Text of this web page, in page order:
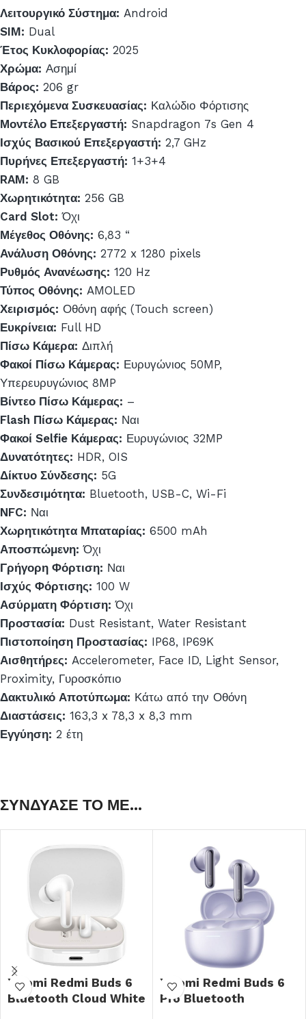
Λειτουργικό Σύστημα: Android
SIM: Dual
Έτος Κυκλοφορίας: 2025
Χρώμα: Ασημί
Βάρος: 206 gr
Περιεχόμενα Συσκευασίας: Καλώδιο Φόρτισης
Μοντέλο Επεξεργαστή: Snapdragon 7s Gen 4
Ισχύς Βασικού Επεξεργαστή: 2,7 GHz
Πυρήνες Επεξεργαστή: 1+3+4
RAM: 8 GB
Χωρητικότητα: 256 GB
Card Slot: Όχι
Μέγεθος Οθόνης: 6,83 “
Ανάλυση Οθόνης: 2772 x 1280 pixels
Ρυθμός Ανανέωσης: 120 Hz
Τύπος Οθόνης: AMOLED
Χειρισμός: Οθόνη αφής (Touch screen)
Ευκρίνεια: Full HD
Πίσω Κάμερα: Διπλή
Φακοί Πίσω Κάμερας: Ευρυγώνιος 50MP,
Υπερευρυγώνιος 8MP
Βίντεο Πίσω Κάμερας: –
Flash Πίσω Κάμερας: Ναι
Φακοί Selfie Κάμερας: Ευρυγώνιος 32MP
Δυνατότητες: HDR, OIS
Δίκτυο Σύνδεσης: 5G
Συνδεσιμότητα: Bluetooth, USB-C, Wi-Fi
NFC: Ναι
Χωρητικότητα Μπαταρίας: 6500 mAh
Αποσπώμενη: Όχι
Γρήγορη Φόρτιση: Ναι
Ισχύς Φόρτισης: 100 W
Ασύρματη Φόρτιση: Όχι
Προστασία: Dust Resistant, Water Resistant
Πιστοποίηση Προστασίας: IP68, IP69K
Αισθητήρες: Accelerometer, Face ID, Light Sensor,
Proximity, Γυροσκόπιο
Δακτυλικό Αποτύπωμα: Κάτω από την Οθόνη
Διαστάσεις: 163,3 x 78,3 x 8,3 mm
Εγγύηση: 2 έτη
ΣΥΝΔΥΑΣΕ ΤΟ ΜΕ...
Xiaomi Redmi Buds 6
Bluetooth Cloud White
Xiaomi Redmi Buds 6
Pro Bluetooth